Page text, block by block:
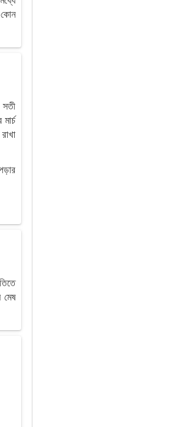
কোন